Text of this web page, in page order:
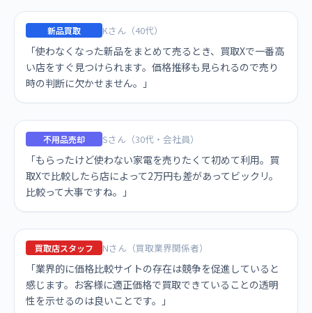
新品買取 Kさん（40代）
「使わなくなった新品をまとめて売るとき、買取Xで一番高
い店をすぐ見つけられます。価格推移も見られるので売り
時の判断に欠かせません。」
不用品売却 Sさん（30代・会社員）
「もらったけど使わない家電を売りたくて初めて利用。買
取Xで比較したら店によって2万円も差があってビックリ。
比較って大事ですね。」
買取店スタッフ Nさん（買取業界関係者）
「業界的に価格比較サイトの存在は競争を促進していると
感じます。お客様に適正価格で買取できていることの透明
性を示せるのは良いことです。」